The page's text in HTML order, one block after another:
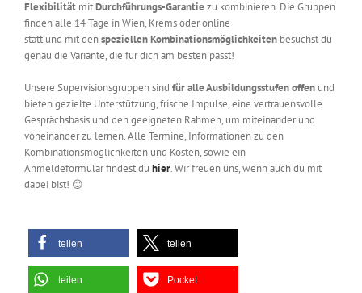
Flexibilität mitDurchführungs-Garantie zu kombinieren. Die Gruppen
findenalle 14 Tage in Wien, Kremsoderonline
statt und mitdenspeziellen Kombinationsmöglichkeiten besuchst du
genau die Variante, die für dich am besten passt!
Unsere Supervisionsgruppensind für alle Ausbildungsstufen offen und
bieten gezielte Unterstützung, frische Impulse, eine vertrauensvolle
Gesprächsbasis und den geeigneten Rahmen, um miteinander und
voneinander zu lernen.Alle Termine, Informationen zu den
Kombinationsmöglichkeiten und Kosten, sowie ein
Anmeldeformularfindest du hier.Wir freuen uns, wenn auch du mit
dabei bist! 😊
teilen teilen
teilen Pocket